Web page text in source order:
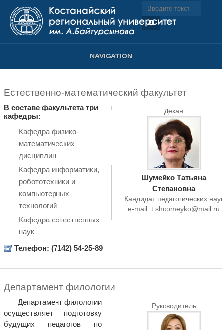
NAVIGATION
Естественно-математический факультет
Декан
Шумейко Татьяна
Степановна
Кандидат педагогических
e-mail: t.shoomeyko@mail.ru
В составе факультета три
кафедры:
Кафедра физико-
математических
дисциплин
Кафедраинформатики,
робототехники и
компьютерных
технологий
Кафедра естественных
наук
Телефон: (7142) 54-25-89
Департамент филологии
Руководитель
Департамент филологии
осуществляет подготовку
будущих педагогов по